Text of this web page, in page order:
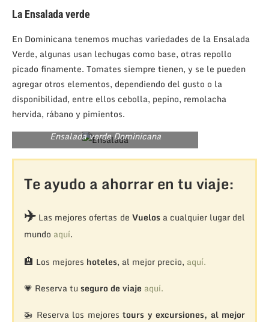
La Ensalada verde
En Dominicana tenemos muchas variedades de la Ensalada
Verde, algunas usan lechugas como base, otras repollo
picado finamente. Tomates siempre tienen, y se le pueden
agregar otros elementos, dependiendo del gusto o la
disponibilidad, entre ellos cebolla, pepino, remolacha
hervida, rábano y pimientos.
Ensalada verde Dominicana
Te ayudo a ahorrar en tu viaje:
✈️Las mejores ofertas de Vuelosa cualquier lugar del
mundo aquí.
🏨 Los mejores hoteles, al mejor precio, aquí.
💗 Reserva tu seguro de viaje aquí.
🚁 Reserva los mejorestours y excursiones, al mejor